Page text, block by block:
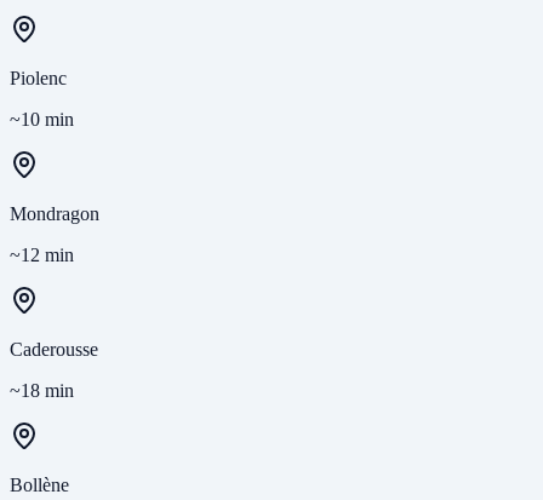
Piolenc
~10 min
Mondragon
~12 min
Caderousse
~18 min
Bollène